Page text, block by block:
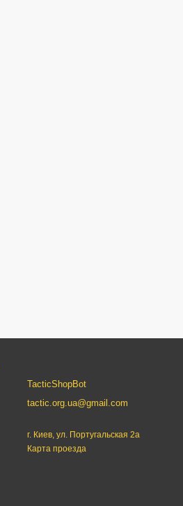
TacticShopBot
tactic.org.ua@gmail.com
г. Киев, ул. Португальская 2а
Карта проезда